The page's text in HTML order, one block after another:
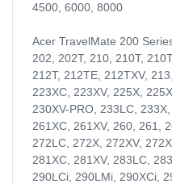
4500, 6000, 8000
Acer TravelMate 200
202, 202T, 210, 210T,
212T, 212TE, 212TXV,
223XC, 223XV, 225X,
230XV-PRO, 233LC,
261XC, 261XV, 260, 261,
272LC, 272X, 272XV,
281XC, 281XV, 283LC,
290LCi, 290LMi, 290XCi,